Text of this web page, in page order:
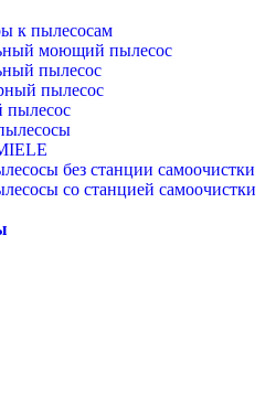
к пылесосам
моющий пылесос
пылесос
пылесос
без станции самоочистки
со станцией самоочистки